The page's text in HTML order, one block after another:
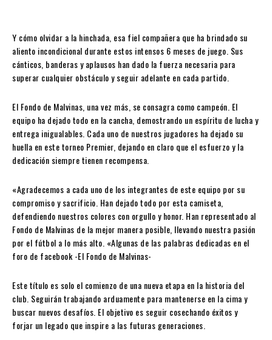
Y cómo olvidar a la hinchada, esa fiel compañera que ha brindado su
aliento incondicional durante estos intensos 6 meses de juego. Sus
cánticos, banderas y aplausos han dado la fuerza necesaria para
superar cualquier obstáculo y seguir adelante en cada partido.
El Fondo de Malvinas, una vez más, se consagra como campeón. El
equipo ha dejado todo en la cancha, demostrando un espíritu de lucha y
entrega inigualables. Cada uno de nuestros jugadores ha dejado su
huella en este torneo Premier, dejando en claro que el esfuerzo y la
dedicación siempre tienen recompensa.
«Agradecemos a cada uno de los integrantes de este equipo por su
compromiso y sacrificio. Han dejado todo por esta camiseta,
defendiendo nuestros colores con orgullo y honor. Han representado al
Fondo de Malvinas de la mejor manera posible, llevando nuestra pasión
por el fútbol a lo más alto. «Algunas de las palabras dedicadas en el
foro de facebook -El Fondo de Malvinas-
Este título es solo el comienzo de una nueva etapa en la historia del
club. Seguirán trabajando arduamente para mantenerse en la cima y
buscar nuevos desafíos. El objetivo es seguir cosechando éxitos y
forjar un legado que inspire a las futuras generaciones.